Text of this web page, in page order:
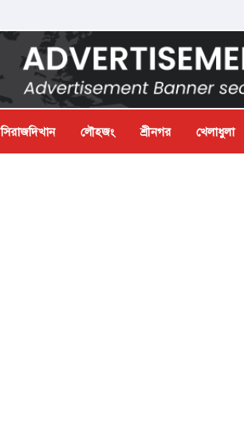
সিরাজদিখান লৌহজং শ্রীনগর খেলাধুলা